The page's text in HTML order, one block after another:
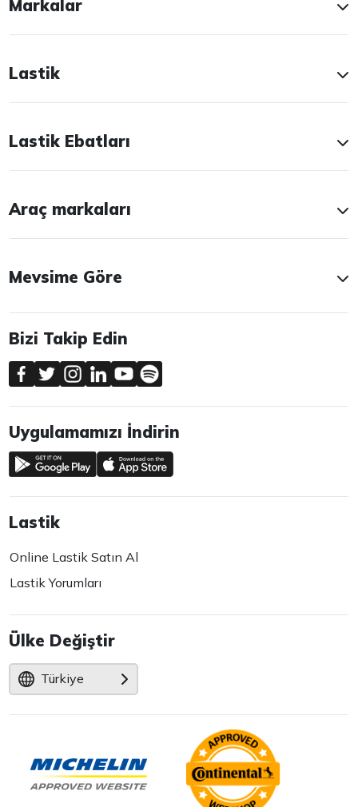
Markalar
Lastik
Lastik Ebatları
Araç markaları
Mevsime Göre
Bizi Takip Edin
Uygulamamızı İndirin
Lastik
Online Lastik Satın Al
Lastik Yorumları
Ülke Değiştir
Türkiye